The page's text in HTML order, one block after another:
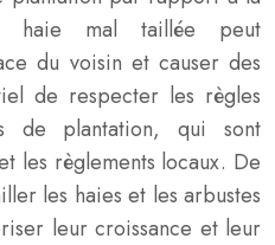
haie mal taillée peut
du voisin et causer des
de respecter les règles
de plantation, qui sont
les règlements locaux. De
les haies et les arbustes
leur croissance et leur